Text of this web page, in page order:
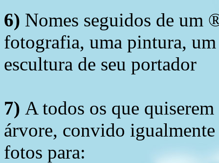
6) Nomes seguidos de um
fotografia, uma pintura,
escultura de seu portador
7) A todos os que
árvore, convido
fotos para: